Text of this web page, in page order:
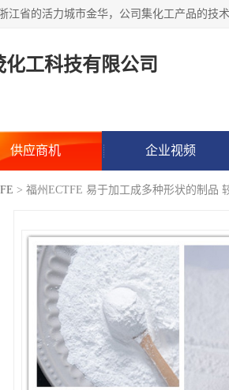
化工科技有限公司
供应商机 企业视频
> 福州ECTFE 易于加工成多种形状的制品